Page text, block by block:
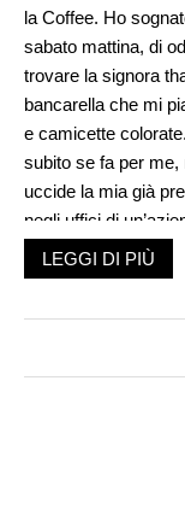
la Coffee. Ho
sabato mattina, di
trovare la signora
bancarella che mi
e camicette
subito se fa per
uccide la mia già
negli uffici di
guidata da una
collaboratori
Ho sognato di
LEGGI DI PIÙ